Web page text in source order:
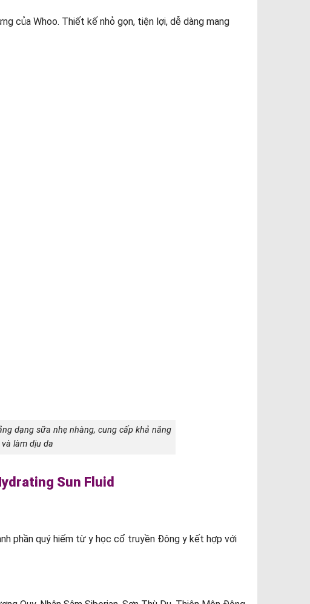
của Whoo. Thiết kế nhỏ gọn, tiện lợi, dễ dàng mang
dạng sữa nhẹ nhàng, cung cấp khả năng
làm dịu da
Sun Fluid
phần quý hiếm từ y học cổ truyền Đông y kết hợp với